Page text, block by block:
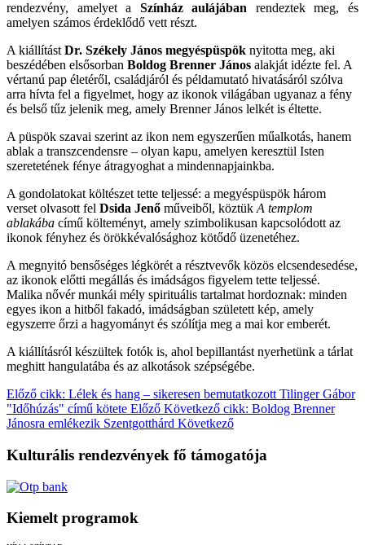
rendezvény, amelyet a Színház aulájában rendeztek meg, és
amelyen számos érdeklődő vett részt.
A kiállítást Dr. Székely János megyéspüspök nyitotta meg, aki
beszédében elsősorban Boldog Brenner János alakját idézte fel. A
vértanú pap életéről, családjáról és példamutató hivatásáról szólva
arra hívta fel a figyelmet, hogy az ikonok világában ugyanaz a fény
és belső tűz jelenik meg, amely Brenner János lelkét is éltette.
A püspök szavai szerint az ikon nem egyszerűen műalkotás, hanem
ablak a transzcendensre – olyan kapu, amelyen keresztül Isten
szeretetének fénye átragyoghat a mindennapjainkba.
A gondolatokat költészet tette teljessé: a megyéspüspök három
verset olvasott fel Dsida Jenő műveiből, köztük A templom
ablakába című költeményt, amely szimbolikusan kapcsolódott az
ikonok fényhez és örökkévalósághoz kötődő üzenetéhez.
A megnyitó bensőséges légkörét a résztvevők közös elcsendesedése,
az ikonok előtti megállás és imádságos figyelem tette teljessé.
Malika nővér munkái mély spirituális tartalmat hordoznak: minden
egyes ikon a hitből fakadó, imádságban született kép, amely
egyszerre őrzi a hagyományt és szólítja meg a mai kor emberét.
A kiállításról készültek fotók is, ahol bepillantást nyerhetünk a tárlat
meghitt hangulatába és az alkotások szépségébe.
Előző cikk: Lélek és hang – sikeresen bemutatkozott Tilinger Gábor
"Időhúzás" című kötete Előző Következő cikk: Boldog Brenner
Jánosra emlékezik Szentgotthárd Következő
Kulturális rendezvények fő támogatója
Kiemelt programok